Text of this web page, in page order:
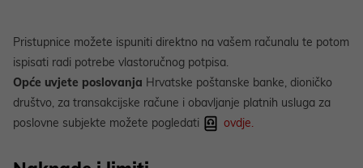
Pristupnice možete ispuniti direktno na vašem računalu te potom
ispisati radi potrebe vlastoručnog potpisa.
Opće uvjete poslovanja Hrvatske poštanske banke, dioničko
društvo, za transakcijske račune i obavljanje platnih usluga za
poslovne subjekte možete pogledati
ovdje.